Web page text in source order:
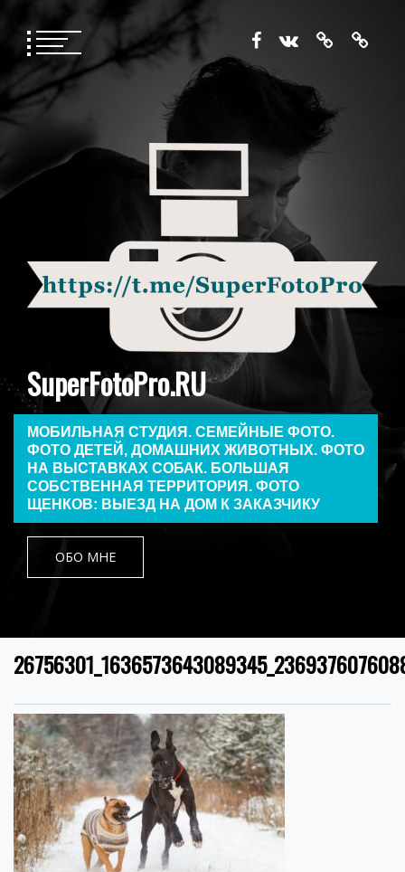
содержимому
SuperFotoPro.RU
МОБИЛЬНАЯ СТУДИЯ. СЕМЕЙНЫЕ ФОТО.
ФОТО ДЕТЕЙ, ДОМАШНИХ ЖИВОТНЫХ. ФОТО
НА ВЫСТАВКАХ СОБАК. БОЛЬШАЯ
СОБСТВЕННАЯ ТЕРРИТОРИЯ. ФОТО
ЩЕНКОВ: ВЫЕЗД НА ДОМ К ЗАКАЗЧИКУ
ОБО МНЕ